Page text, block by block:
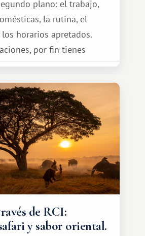
plano: el trabajo,
la rutina, el
los horarios apretados.
por fin tienes
dos y ganas de hacer algo
tu pareja. No tiene por
grandioso, pero sí algo
de RCI:
y sabor oriental.